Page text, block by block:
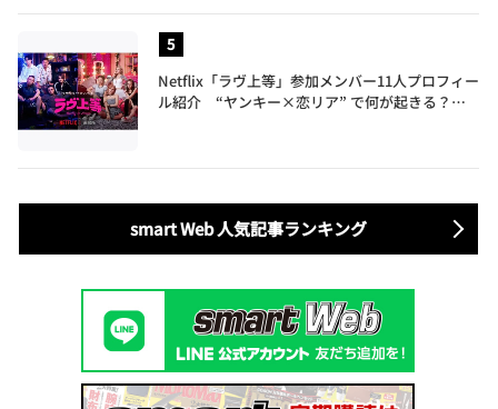
Netflix「ラヴ上等」参加メンバー11人プロフィー
ル紹介 “ヤンキー×恋リア” で何が起きる？地
smart Web 人気記事ランキング